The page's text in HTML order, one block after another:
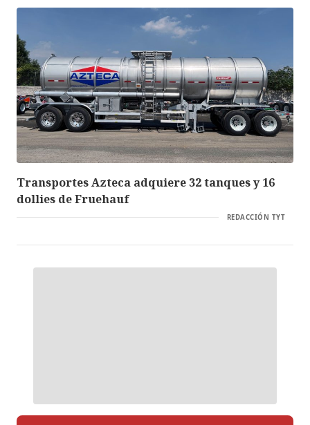
Transportes Azteca adquiere 32 tanques y 16
dollies de Fruehauf
REDACCIÓN TYT